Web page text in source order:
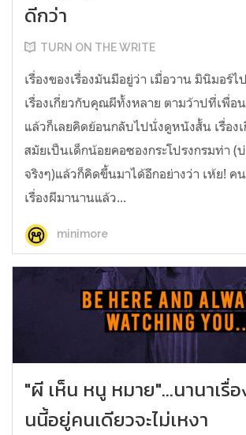
ดีกว่า
TURN ON THE WRITE
เรื่องของเรื่องมันมีอยู่ว่า เมื่อวาน มินิมอร์
เรื่องเกี่ยวกับคุณผีทั้งหลาย ตามว้าปที่เพื่อ
แล้วก็เลยคิดย้อนกลับไปนั่งดูหนังสั้น เรื่อง
สมัยเป็นเด็กน้อยคอซองกระโปรงกรมท่า (
จริงๆ)แล้วก็คิดขึ้นมาได้อีกอย่างว่า เห้ย! คน
เรื่องผีมานานแล้ว...
minimore
"ผี เห็น หนู หมาย"...นานาเรื่
นนี้อยู่คนเดียวจะไม่เหงา